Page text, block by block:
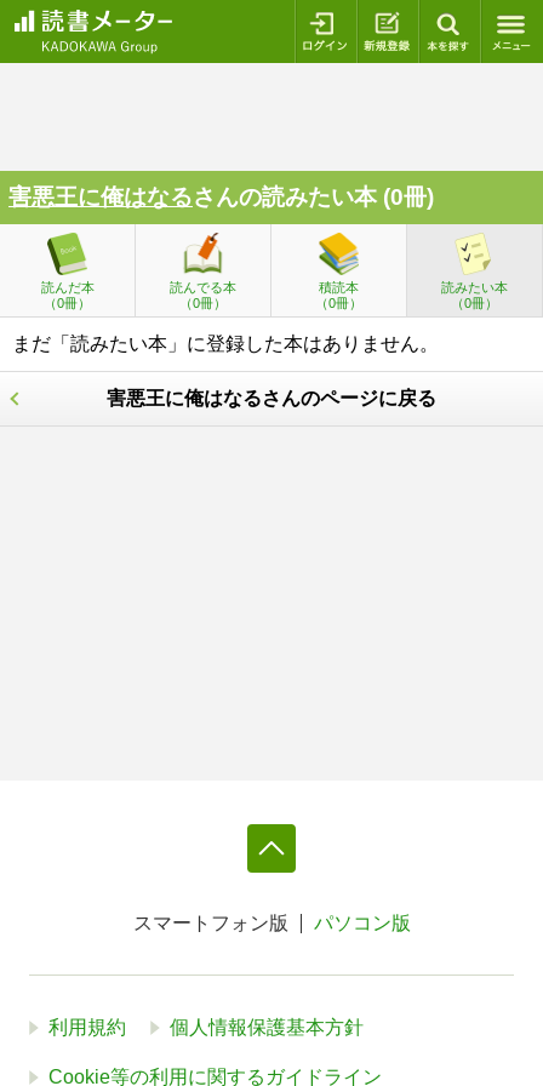
ログイン 新規登録
害悪王に俺はなるさんの読みたい本 (0冊)
読んだ本
（0冊）
読んでる本
（0冊）
積読本
（0冊）
読みたい本
（0冊）
まだ「読みたい本」に登録した本はありません。
害悪王に俺はなるさんのページに戻る
スマートフォン版 パソコン版
利用規約 個人情報保護基本方針
Cookie等の利用に関するガイドライン